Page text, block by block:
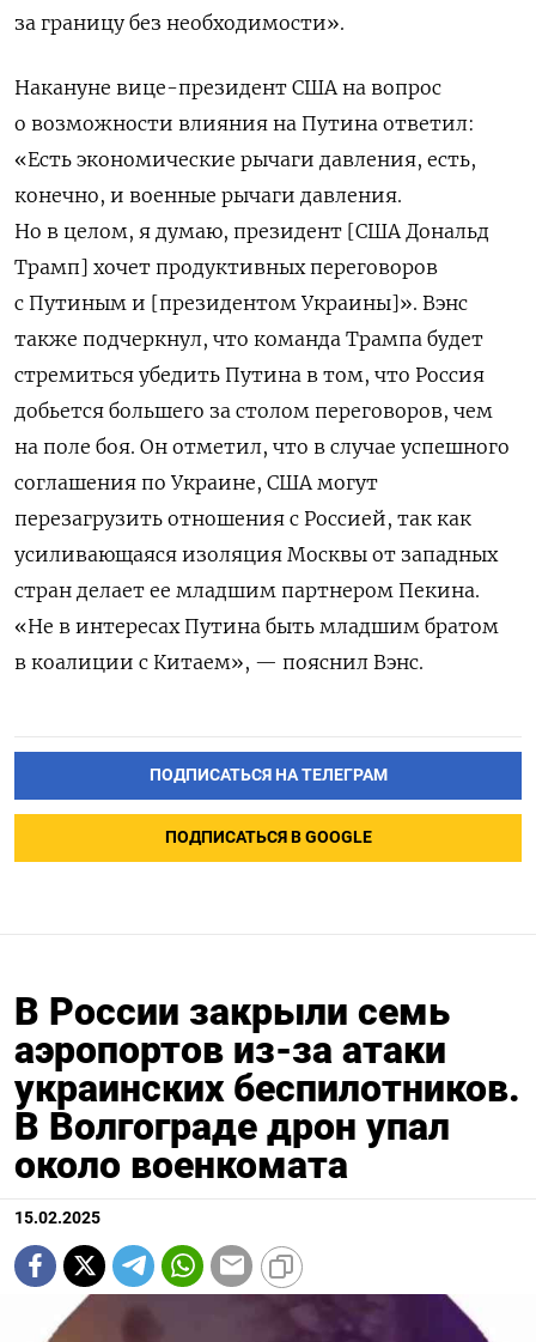
за границу без необходимости».
Накануне вице-президент США на вопрос
о возможности влияния на Путина ответил:
«Есть экономические рычаги давления, есть,
конечно, и военные рычаги давления.
Но в целом, я думаю, президент [США Дональд
Трамп] хочет продуктивных переговоров
с Путиным и [президентом Украины]». Вэнс
также подчеркнул, что команда Трампа будет
стремиться убедить Путина в том, что Россия
добьется большего за столом переговоров, чем
на поле боя. Он отметил, что в случае успешного
соглашения по Украине, США могут
перезагрузить отношения с Россией, так как
усиливающаяся изоляция Москвы от западных
стран делает ее младшим партнером Пекина.
«Не в интересах Путина быть младшим братом
в коалиции с Китаем», — пояснил Вэнс.
ПОДПИСАТЬСЯ НА ТЕЛЕГРАМ
ПОДПИСАТЬСЯ В GOOGLE
В России закрыли семь
аэропортов из-за атаки
украинских беспилотников.
В Волгограде дрон упал
около военкомата
15.02.2025